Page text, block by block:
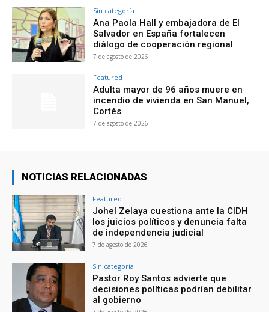
Sin categoría
Ana Paola Hall y embajadora de El
Salvador en España fortalecen
diálogo de cooperación regional
7 de agosto de 2026
Featured
Adulta mayor de 96 años muere en
incendio de vivienda en San Manuel,
Cortés
7 de agosto de 2026
NOTICIAS RELACIONADAS
Featured
Johel Zelaya cuestiona ante la CIDH
los juicios políticos y denuncia falta
de independencia judicial
7 de agosto de 2026
Sin categoría
Pastor Roy Santos advierte que
decisiones políticas podrían debilitar
al gobierno